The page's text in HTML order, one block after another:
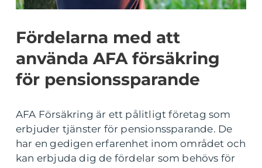
Fördelarna med att
använda AFA försäkring
för pensionssparande
AFA Försäkring är ett pålitligt företag som
erbjuder tjänster för pensionssparande. De
har en gedigen erfarenhet inom området och
kan erbjuda dig de fördelar som behövs för